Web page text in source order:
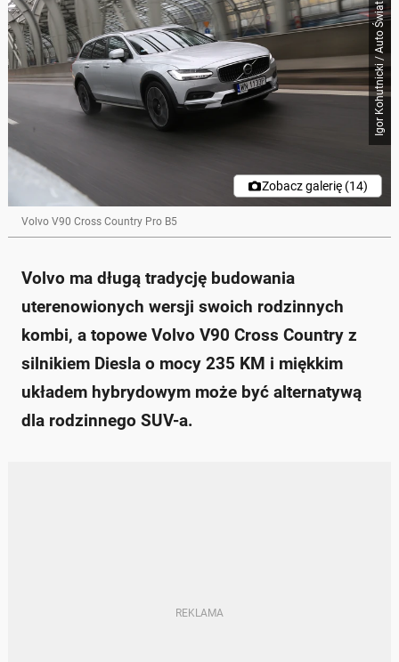
Igor Kohutnicki / Auto Świat
Zobacz galerię (14)
Volvo V90 Cross Country Pro B5
Volvo ma długą tradycję budowania
uterenowionych wersji swoich rodzinnych
kombi, a topowe Volvo V90 Cross Country z
silnikiem Diesla o mocy 235 KM i miękkim
układem hybrydowym może być alternatywą
dla rodzinnego SUV-a.